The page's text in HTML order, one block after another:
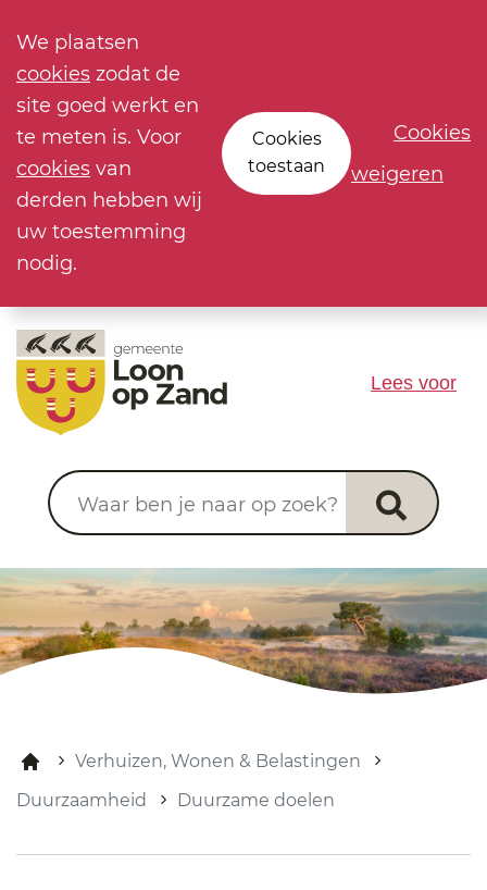
We plaatsen
cookies zodat de
site goed werkt en
te meten is. Voor
cookies van
derden hebben wij
uw toestemming
nodig.
Cookies
toestaan
Cookies
weigeren
Waar ben je naar op zoek?
Lees voor
Verhuizen, Wonen & Belastingen
Duurzaamheid
Duurzame doelen